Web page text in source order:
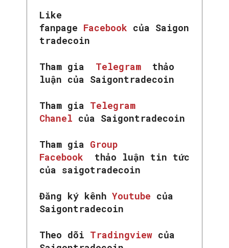
Like
fanpage Facebook của Saigon
tradecoin
Tham gia Telegram
thảo
luận của Saigontradecoin
Tham gia Telegram
Chanel của Saigontradecoin
Tham gia Group
Facebook
thảo luận tin tức
của saigotradecoin
Đăng ký kênh Youtube của
Saigontradecoin
Theo dõi Tradingview của